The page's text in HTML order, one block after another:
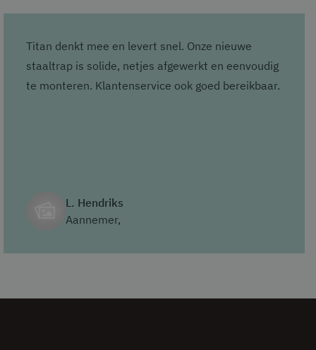
Titan denkt mee en levert snel. Onze nieuwe
staaltrap is solide, netjes afgewerkt en eenvoudig
te monteren. Klantenservice ook goed bereikbaar.
L. Hendriks
Aannemer,